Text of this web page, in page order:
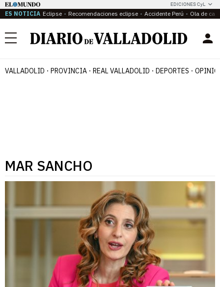
EDICIONES CyL
ES NOTICIA Eclipse Recomendaciones eclipse Accidente Perú Ola de
Menú
VALLADOLID PROVINCIA REAL VALLADOLID DEPORTES
MAR SANCHO